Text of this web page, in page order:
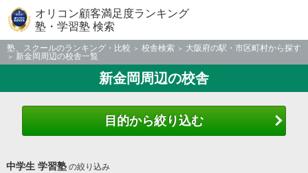
オリコン顧客満足度ランキング
塾・学習塾 検索
塾、スクールのランキング・比較 校舎検索
大阪府の駅・市区町村から探す
新金岡周辺の校舎一覧
新金岡周辺の校舎
目的から絞り込む
中学生 学習塾の絞り込み